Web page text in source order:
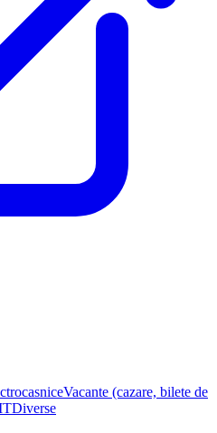
Vacante (cazare, bilete de
Diverse